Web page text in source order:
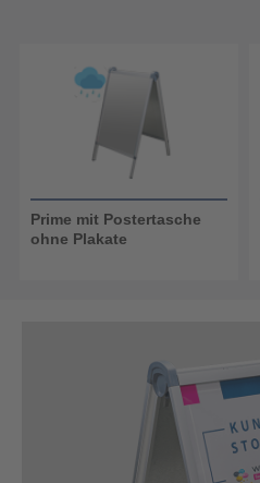
Prime mit Postertasche
ohne Plakate